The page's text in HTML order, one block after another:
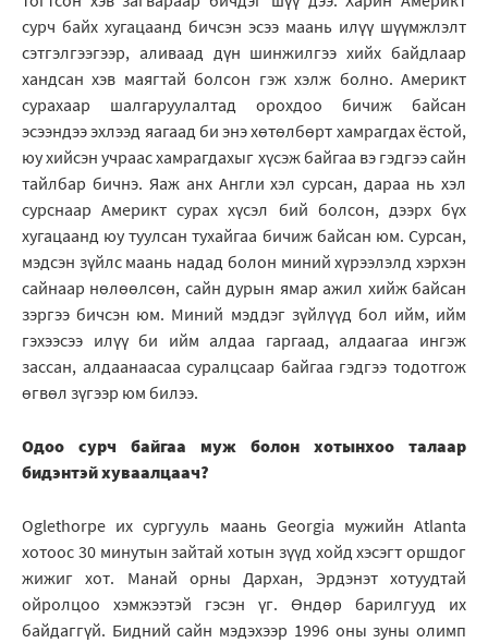
сурч байх хугацаанд бичсэн эсээ маань илүү шүүмжлэлт
сэтгэлгээгээр, аливаад дүн шинжилгээ хийх байдлаар
хандсан хэв маягтай болсон гэж хэлж болно. Америкт
сурахаар шалгаруулалтад орохдоо бичиж байсан
эсээндээ эхлээд яагаад би энэ хөтөлбөрт хамрагдах ёстой,
юу хийсэн учраас хамрагдахыг хүсэж байгаа вэ гэдгээ сайн
тайлбар бичнэ. Яаж анх Англи хэл сурсан, дараа нь хэл
сурснаар Америкт сурах хүсэл бий болсон, дээрх бүх
хугацаанд юу туулсан тухайгаа бичиж байсан юм. Сурсан,
мэдсэн зүйлс маань надад болон миний хүрээлэлд хэрхэн
сайнаар нөлөөлсөн, сайн дурын ямар ажил хийж байсан
зэргээ бичсэн юм. Миний мэддэг зүйлүүд бол ийм, ийм
гэхээсээ илүү би ийм алдаа гаргаад, алдаагаа ингэж
зассан, алдаанаасаа суралцсаар байгаа гэдгээ тодотгож
өгвөл зүгээр юм билээ.
Одоо сурч байгаа муж болон хотынхоо талаар
бидэнтэй хуваалцаач?
Oglethorpe их сургууль маань Georgia мужийн Atlanta
хотоос 30 минутын зайтай хотын зүүд хойд хэсэгт оршдог
жижиг хот. Манай орны Дархан, Эрдэнэт хотуудтай
ойролцоо хэмжээтэй гэсэн үг. Өндөр барилгууд их
байдаггүй. Бидний сайн мэдэхээр 1996 оны зуны олимп